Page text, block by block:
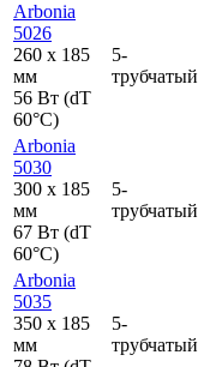
Arbonia
5026
260 x 185
мм
56 Вт (dT
60°C)
5-
трубчатый
Arbonia
5030
300 x 185
мм
67 Вт (dT
60°C)
5-
трубчатый
Arbonia
5035
350 x 185
мм
5-
трубчатый